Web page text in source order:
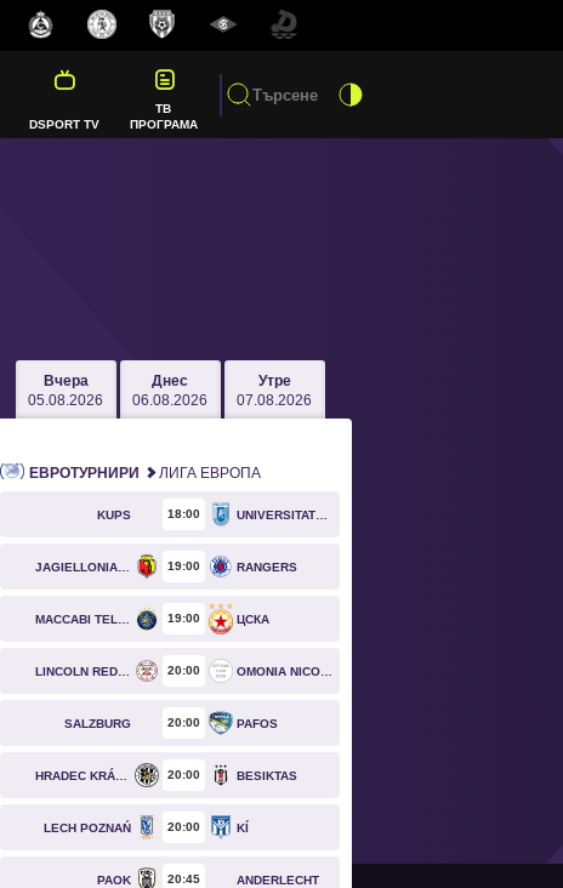
DSPORT TV
ТВ
ПРОГРАМА
Вчера
05.08.2026
Днес
06.08.2026
Утре
07.08.2026
ЕВРОТУРНИРИ ЛИГА ЕВРОПА
KUPS 18 00
19 00 RANGERS
19 00 ЦСКА
20 00
SALZBURG 20 00 PAFOS
20 00 BESIKTAS
LECH POZNAŃ 20 00 KÍ
PAOK 20 45 ANDERLECHT